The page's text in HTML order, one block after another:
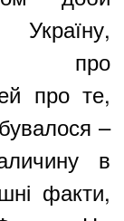
про
про те,
–
в
факти,